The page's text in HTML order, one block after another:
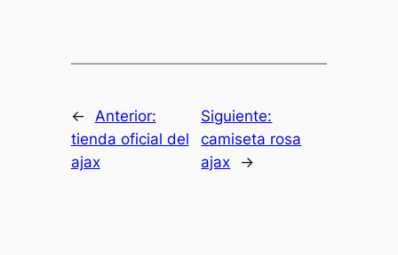
← Anterior:
tienda oficial del
ajax
Siguiente:
camiseta rosa
ajax
→